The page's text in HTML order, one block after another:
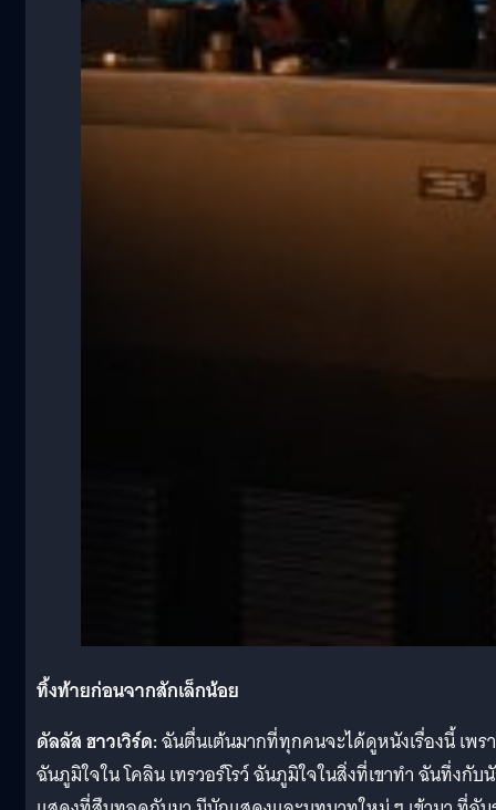
ทิ้งท้ายก่อนจากสักเล็กน้อย
ดัลลัส ฮาวเวิร์ด:ฉันตื่นเต้นมากที่ทุกคนจะได้ดูหนังเรื่องนี้ เพร
ฉันภูมิใจใน โคลิน เทรวอร์โรว์ ฉันภูมิใจในสิ่งที่เขาทำ ฉันทึ่งกับ